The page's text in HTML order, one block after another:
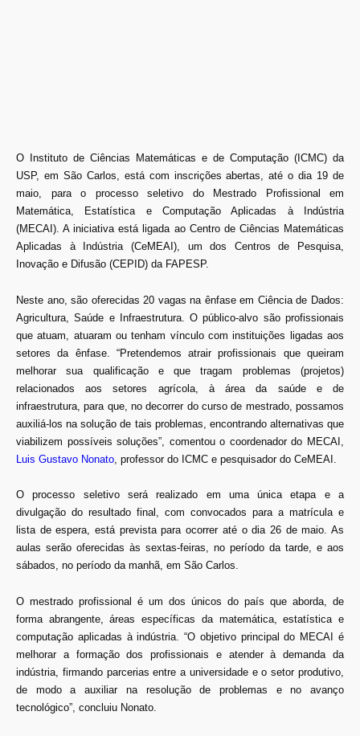
O Instituto de Ciências Matemáticas e de Computação (ICMC) da
USP, em São Carlos, está com inscrições abertas, até o dia 19 de
maio, para o processo seletivo do Mestrado Profissional em
Matemática, Estatística e Computação Aplicadas à Indústria
(MECAI). A iniciativa está ligada ao Centro de Ciências Matemáticas
Aplicadas à Indústria (CeMEAI), um dos Centros de Pesquisa,
Inovação e Difusão (CEPID) da FAPESP.
Neste ano, são oferecidas 20 vagas na ênfase em Ciência de Dados:
Agricultura, Saúde e Infraestrutura. O público-alvo são profissionais
que atuam, atuaram ou tenham vínculo com instituições ligadas aos
setores da ênfase. “Pretendemos atrair profissionais que queiram
melhorar sua qualificação e que tragam problemas (projetos)
relacionados aos setores agrícola, à área da saúde e de
infraestrutura, para que, no decorrer do curso de mestrado, possamos
auxiliá-los na solução de tais problemas, encontrando alternativas que
viabilizem possíveis soluções”, comentou o coordenador do MECAI,
Luis Gustavo Nonato , professor do ICMC e pesquisador do CeMEAI.
O processo seletivo será realizado em uma única etapa e a
divulgação do resultado final, com convocados para a matrícula e
lista de espera, está prevista para ocorrer até o dia 26 de maio. As
aulas serão oferecidas às sextas-feiras, no período da tarde, e aos
sábados, no período da manhã, em São Carlos.
O mestrado profissional é um dos únicos do país que aborda, de
forma abrangente, áreas específicas da matemática, estatística e
computação aplicadas à indústria. “O objetivo principal do MECAI é
melhorar a formação dos profissionais e atender à demanda da
indústria, firmando parcerias entre a universidade e o setor produtivo,
de modo a auxiliar na resolução de problemas e no avanço
tecnológico”, concluiu Nonato.